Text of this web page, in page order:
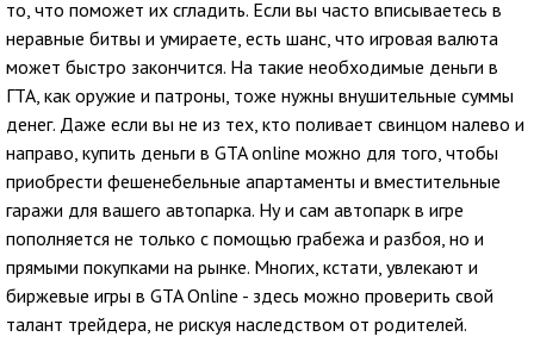
то, что поможет их сгладить. Если вы часто вписываетесь в
неравные битвы и умираете, есть шанс, что игровая валюта
может быстро закончится. На такие необходимые деньги в
ГТА, как оружие и патроны, тоже нужны внушительные суммы
денег. Даже если вы не из тех, кто поливает свинцом налево и
направо, купить деньги в GTA online можно для того, чтобы
приобрести фешенебельные апартаменты и вместительные
гаражи для вашего автопарка. Ну и сам автопарк в игре
пополняется не только с помощью грабежа и разбоя, но и
прямыми покупками на рынке. Многих, кстати, увлекают и
биржевые игры в GTA Online - здесь можно проверить свой
талант трейдера, не рискуя наследством от родителей.